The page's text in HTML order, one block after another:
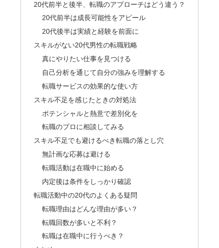
20代前半と後半、転職のアプローチはどう違う？
20代前半は成長可能性をアピール
20代後半は実績と経験を前面に
スキルがない20代男性の転職戦略
真にやりたい仕事を見つける
自己分析を通じて自分の強みを理解する
転職サービスの効果的な使い方
スキル不足を感じたときの対処法
ポテンシャルと熱意で差別化を
転職のプロに相談してみる
スキル不足でも避けるべき転職の落とし穴
無計画な応募は避ける
転職活動は在職中に始める
内定後は条件をしっかり確認
転職活動中の20代のよくある疑問
転職理由はどんな理由が多い？
転職回数が多いと不利？
転職は在職中に行うべき？